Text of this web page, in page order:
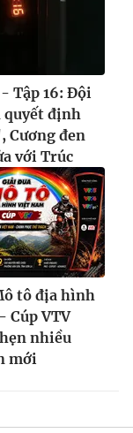
Tập 16: Đội
quyết định
đen
với Trúc
tô địa hình
Cúp VTV
nhiều
mới